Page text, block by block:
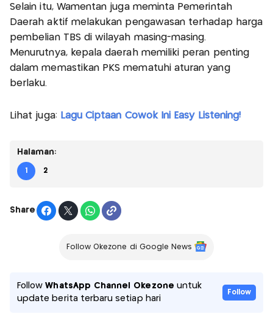
Selain itu, Wamentan juga meminta Pemerintah
Daerah aktif melakukan pengawasan terhadap harga
pembelian TBS di wilayah masing-masing.
Menurutnya, kepala daerah memiliki peran penting
dalam memastikan PKS mematuhi aturan yang
berlaku.
Lihat juga: Lagu Ciptaan Cowok Ini Easy Listening!
Halaman:
1 2
Share
Follow Okezone di Google News
FollowWhatsApp Channel Okezone untuk
update berita terbaru setiap hari
Follow